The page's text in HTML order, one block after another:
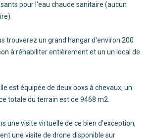
pour l'eau chaude sanitaire (aucun
trouverez un grand hangar d'environ 200
à réhabiliter entièrement et un un local de
est équipée de deux boxs à chevaux, un
totale du terrain est de 9468 m2.
une visite virtuelle de ce bien d'exception,
une visite de drone disponible sur